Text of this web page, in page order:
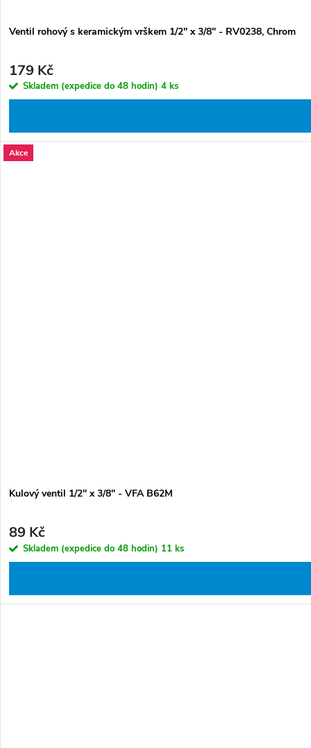
Ventil rohový s keramickým vrškem 1/2" x 3/8" - RV0238, Chrom
179 Kč
Skladem (expedice do 48 hodin) 4 ks
Akce
Kulový ventil 1/2" x 3/8" - VFA B62M
89 Kč
Skladem (expedice do 48 hodin) 11 ks